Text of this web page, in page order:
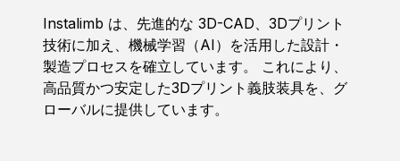
Instalimb は、先進的な 3D-CAD、3Dプリント
技術に加え、機械学習（AI）を活用した設計・
製造プロセスを確立しています。 これにより、
高品質かつ安定した3Dプリント義肢装具を、グ
ローバルに提供しています。